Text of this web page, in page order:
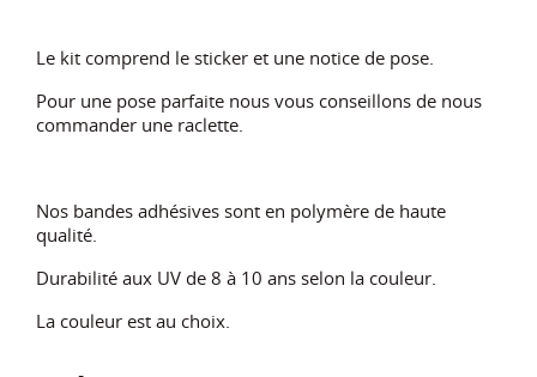
Le kit comprend le sticker et une notice de pose.
Pour une pose parfaite nous vous conseillons de nous
commander une raclette.
Nos bandes adhésives sont en polymère de haute
qualité.
Durabilité aux UV de 8 à 10 ans selon la couleur.
La couleur est au choix.